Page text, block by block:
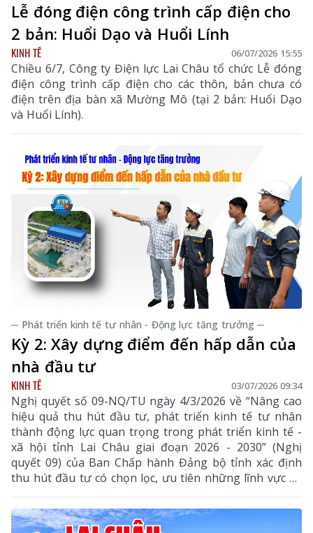
Lễ đóng điện công trình cấp điện cho
2 bản: Huổi Dạo và Huổi Lính
KINH TẾ 06/07/2026 15:55
Chiều 6/7, Công ty Điện lực Lai Châu tổ chức Lễ đóng
điện công trình cấp điện cho các thôn, bản chưa có
điện trên địa bàn xã Mường Mô (tại 2 bản: Huổi Dạo
và Huổi Lính).
─ Phát triển kinh tế tư nhân - Động lực tăng trưởng ─
Kỳ 2: Xây dựng điểm đến hấp dẫn của
nhà đầu tư
KINH TẾ 03/07/2026 09:34
Nghị quyết số 09-NQ/TU ngày 4/3/2026 về “Nâng cao
hiệu quả thu hút đầu tư, phát triển kinh tế tư nhân
thành động lực quan trọng trong phát triển kinh tế -
xã hội tỉnh Lai Châu giai đoạn 2026 - 2030” (Nghị
quyết 09) của Ban Chấp hành Đảng bộ tỉnh xác định
thu hút đầu tư có chọn lọc, ưu tiên những lĩnh vực có
lợi thế, giá trị gia tăng cao và thân thiện với môi
trường. Trong đó, nông nghiệp hàng hóa gắn với
phát triển dược liệu là hướng đi chiến lược.